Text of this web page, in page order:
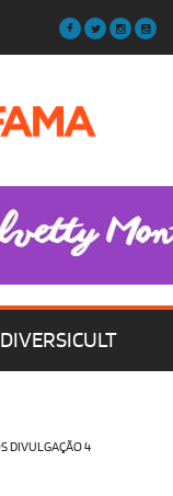
DIVERSICULT
DIVULGAÇÃO 4